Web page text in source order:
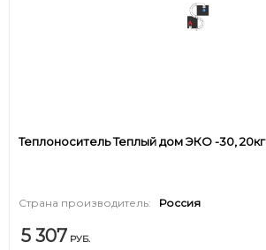
Теплоноситель Теплый дом ЭКО -30, 20кг
Страна производитель: Россия
5 307 РУБ.